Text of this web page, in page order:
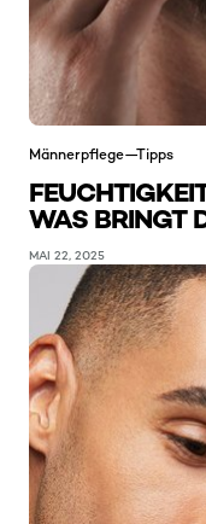
Männerpflege—Tipps
WAS BRINGT
MAI 22, 2025